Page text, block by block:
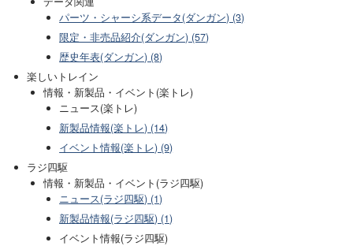
パーツ・シャーシ系データ(ダンガン) (3)
限定・非売品紹介(ダンガン) (57)
歴史年表(ダンガン) (8)
楽しいトレイン
情報・新製品・イベント(楽トレ)
ニュース(楽トレ)
新製品情報(楽トレ) (14)
イベント情報(楽トレ) (9)
ラジ四駆
情報・新製品・イベント(ラジ四駆)
ニュース(ラジ四駆) (1)
新製品情報(ラジ四駆) (1)
イベント情報(ラジ四駆)